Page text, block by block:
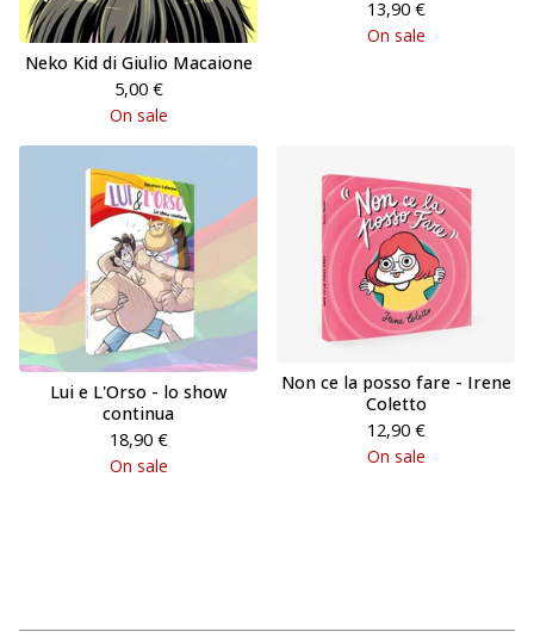
Neko Kid di Giulio Macaione
5,00 €
On sale
13,90 €
On sale
Lui e L'Orso - lo show
continua
18,90 €
On sale
Non ce la posso fare - Irene
Coletto
12,90 €
On sale